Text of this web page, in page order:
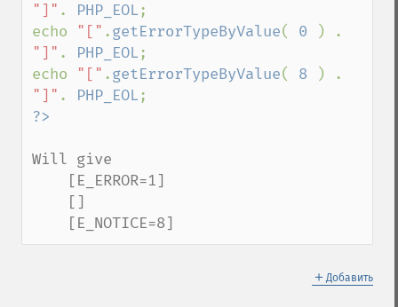
"]" . PHP_EOL;
echo
"[" .getErrorTypeByValue( 0
"]" . PHP_EOL;
echo
"[" .getErrorTypeByValue( 8
"]" . PHP_EOL
Will give
    [E_NOTICE=8]
＋ Добавить